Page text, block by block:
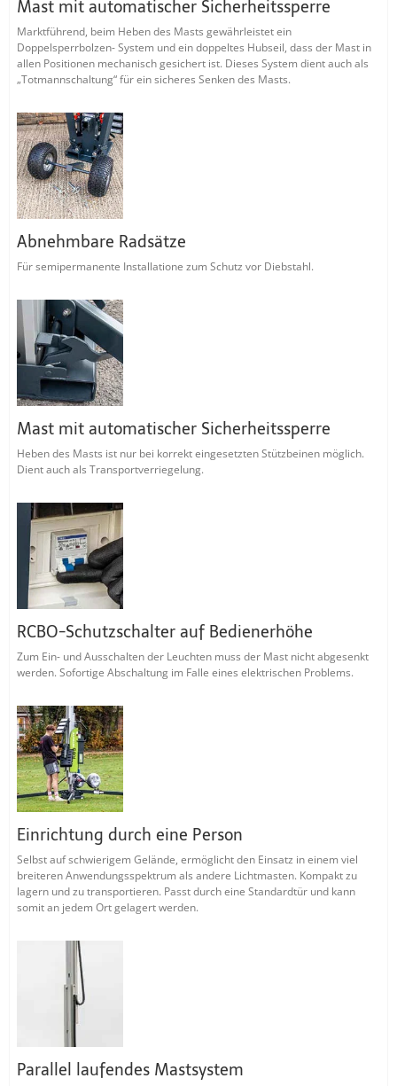
Mast mit automatischer Sicherheitssperre
Marktführend, beim Heben des Masts gewährleistet ein
Doppelsperrbolzen- System und ein doppeltes Hubseil, dass der Mast in
allen Positionen mechanisch gesichert ist. Dieses System dient auch als
„Totmannschaltung“ für ein sicheres Senken des Masts.
Abnehmbare Radsätze
Für semipermanente Installatione zum Schutz vor Diebstahl.
Mast mit automatischer Sicherheitssperre
Heben des Masts ist nur bei korrekt eingesetzten Stützbeinen möglich.
Dient auch als Transportverriegelung.
RCBO-Schutzschalter auf Bedienerhöhe
Zum Ein- und Ausschalten der Leuchten muss der Mast nicht abgesenkt
werden. Sofortige Abschaltung im Falle eines elektrischen Problems.
Einrichtung durch eine Person
Selbst auf schwierigem Gelände, ermöglicht den Einsatz in einem viel
breiteren Anwendungsspektrum als andere Lichtmasten. Kompakt zu
lagern und zu transportieren. Passt durch eine Standardtür und kann
somit an jedem Ort gelagert werden.
Parallel laufendes Mastsystem